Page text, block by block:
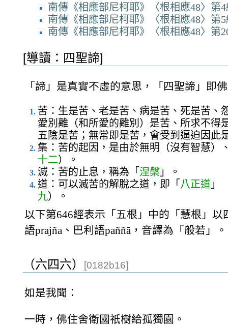
南傳《相應部尼柯耶》〈根相應48〉第
南傳《相應部尼柯耶》〈根相應48〉第
南傳《相應部尼柯耶》〈根相應48〉第
[導讀：四聖諦]
「諦」是真實不虛的意思，「四聖諦」即
苦：生是苦、老是苦、病是苦、死是苦、
愛別離（和所愛的離別）是苦、所求不得
五陰是苦；無常即是苦，會受到逼迫因此
集：苦的起因，是由於無明（沒有智慧）
十二）。
滅：苦的止息，稱為「 涅槃 」。
道：可以滅苦的解脫之道，即「 八正道 」
九）。
以下第646經表示「五根」中的「慧根」
語prajña、巴利語paññā，音譯為「般若」。
（六四六） [0182b16]
如是我聞：
一時，佛住舍衛國祇樹給孤獨園。